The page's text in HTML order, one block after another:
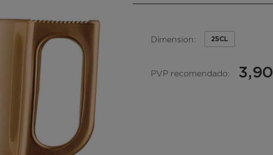
Dimension: 25CL
PVP recomendado: